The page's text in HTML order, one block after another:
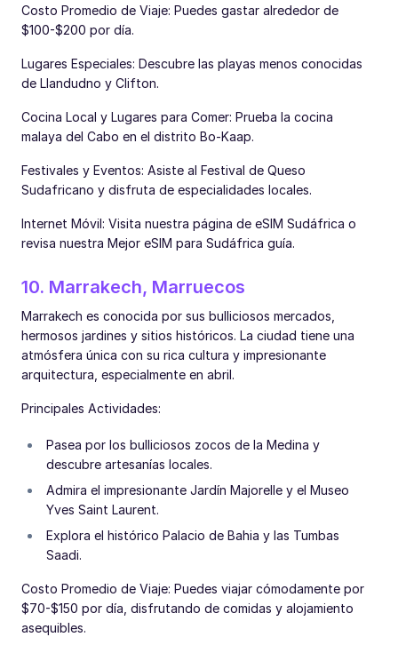
Costo Promedio de Viaje: Puedes gastar alrededor de
$100-$200 por día.
Lugares Especiales: Descubre las playas menos conocidas
de Llandudno y Clifton.
Cocina Local y Lugares para Comer: Prueba la cocina
malaya del Cabo en el distrito Bo-Kaap.
Festivales y Eventos: Asiste al Festival de Queso
Sudafricano y disfruta de especialidades locales.
Internet Móvil: Visita nuestra página de eSIM Sudáfrica o
revisa nuestra Mejor eSIM para Sudáfrica guía.
10. Marrakech, Marruecos
Marrakech es conocida por sus bulliciosos mercados,
hermosos jardines y sitios históricos. La ciudad tiene una
atmósfera única con su rica cultura y impresionante
arquitectura, especialmente en abril.
Principales Actividades:
Pasea por los bulliciosos zocos de la Medina y
descubre artesanías locales.
Admira el impresionante Jardín Majorelle y el Museo
Yves Saint Laurent.
Explora el histórico Palacio de Bahia y las Tumbas
Saadi.
Costo Promedio de Viaje: Puedes viajar cómodamente por
$70-$150 por día, disfrutando de comidas y alojamiento
asequibles.